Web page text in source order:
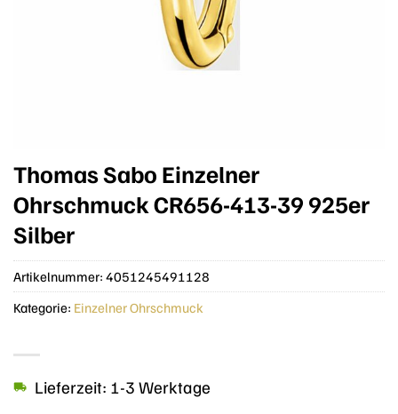
Thomas Sabo Einzelner
Ohrschmuck CR656-413-39 925er
Silber
Lieferzeit: 1-3 Werktage
Artikelnummer: 4051245491128
Kategorie: Einzelner Ohrschmuck